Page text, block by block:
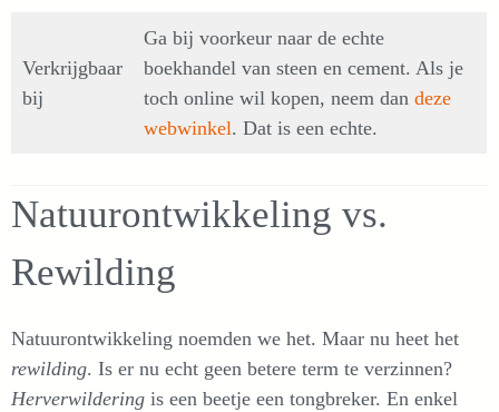
Verkrijgbaar
bij
Ga bij voorkeur naar de echte
boekhandel van steen en cement. Als je
toch online wil kopen, neem dan deze
webwinkel. Dat is een echte.
Natuurontwikkeling vs.
Rewilding
Natuurontwikkeling noemden we het. Maar nu heet het
rewilding. Is er nu echt geen betere term te verzinnen?
Herverwildering is een beetje een tongbreker. En enkel